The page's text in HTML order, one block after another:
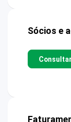
Sócios e
Consultar